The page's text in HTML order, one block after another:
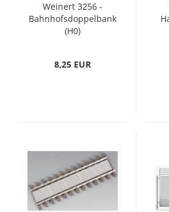
Weinert 3256 -
Bahnhofsdoppelbank
(H0)
8,25 EUR